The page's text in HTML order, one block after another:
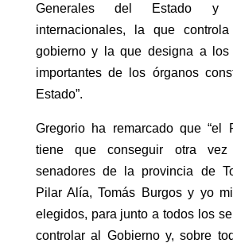
Generales del Estado y
internacionales, la que
gobierno y la que designa a los
importantes de los órganos
Estado”.
Gregorio ha remarcado que “el
tiene que conseguir otra
senadores de la provincia de
Pilar Alía, Tomás Burgos y yo
elegidos, para junto a todos los
controlar al Gobierno y, sobre